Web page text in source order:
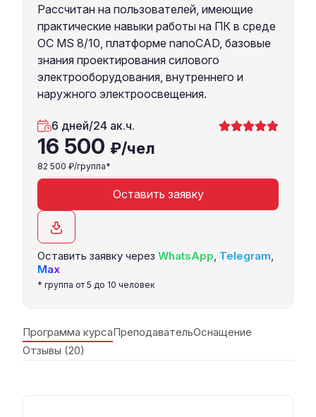
Рассчитан на пользователей, имеющие
практические навыки работы на ПК в среде
ОС MS 8/10, платформе nanoCAD, базовые
знания проектирования силового
электрооборудования, внутреннего и
наружного электроосвещения.
6 дней/24 ак.ч.
16 500 ₽/чел
82 500 ₽/группа*
Оставить заявку
Оставить заявку через WhatsApp, Telegram,
Max
* группа от 5 до 10 человек
Программа курсаПреподавательОснащение
Отзывы (20)